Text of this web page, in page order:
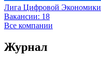
Лига Цифровой Экономики
Вакансии: 18
Все компании
Журнал